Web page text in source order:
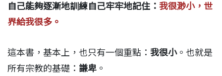
自己能夠逐漸地訓練自己牢牢地記住： 我很渺小，世
界給我很多。
這本書，基本上，也只有一個重點： 我很小。也就是
所有宗教的基礎： 謙卑 。